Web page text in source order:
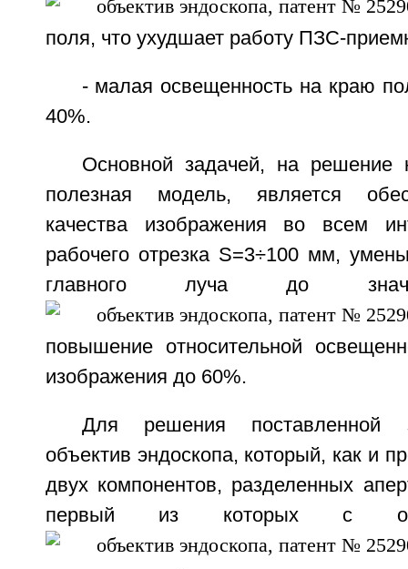
поля, что ухудшает работу ПЗС-
- малая освещенность на краю
40%.
Основной задачей, на решение
полезная модель, является
качества изображения во всем
рабочего отрезка S=3÷100 мм,
главного луча до
повышение относительной
изображения до 60%.
Для решения поставленной
объектив эндоскопа, который, как и
двух компонентов, разделенных
первый из которых с